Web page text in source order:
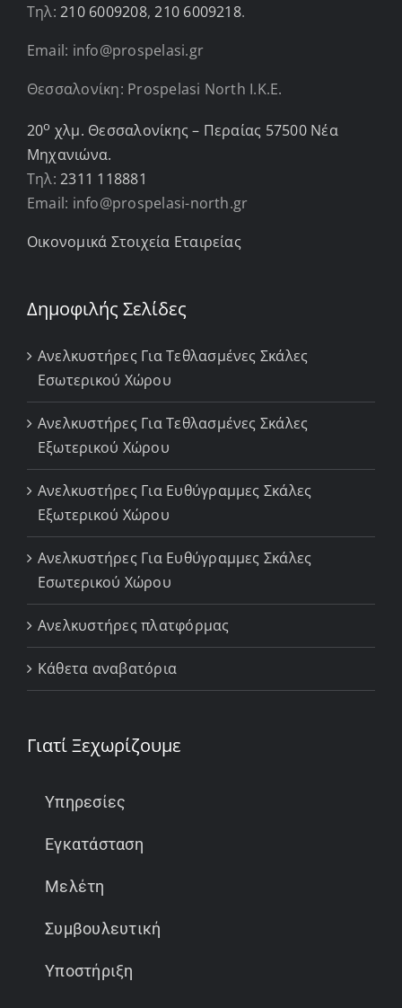
Τηλ:210 6009208,210 6009218.
Email: info@prospelasi.gr
Θεσσαλονίκη: Prospelasi North I.K.E.
20ο χλμ. Θεσσαλονίκης – Περαίας 57500 Νέα
Μηχανιώνα.
Τηλ:2311 118881
Email: info@prospelasi-north.gr
Οικονομικά Στοιχεία Εταιρείας
Δημοφιλής Σελίδες
Ανελκυστήρες Για Τεθλασμένες Σκάλες
Εσωτερικού Χώρου
Ανελκυστήρες Για Τεθλασμένες Σκάλες
Εξωτερικού Χώρου
Ανελκυστήρες Για Ευθύγραμμες Σκάλες
Εξωτερικού Χώρου
Ανελκυστήρες Για Ευθύγραμμες Σκάλες
Εσωτερικού Χώρου
Ανελκυστήρες πλατφόρμας
Κάθετα αναβατόρια
Γιατί Ξεχωρίζουμε
Υπηρεσίες
Εγκατάσταση
Μελέτη
Συμβουλευτική
Υποστήριξη